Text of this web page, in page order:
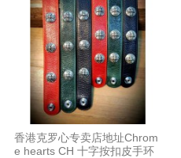
香港克罗心专卖店地址Chrom
e hearts CH 十字按扣皮手环